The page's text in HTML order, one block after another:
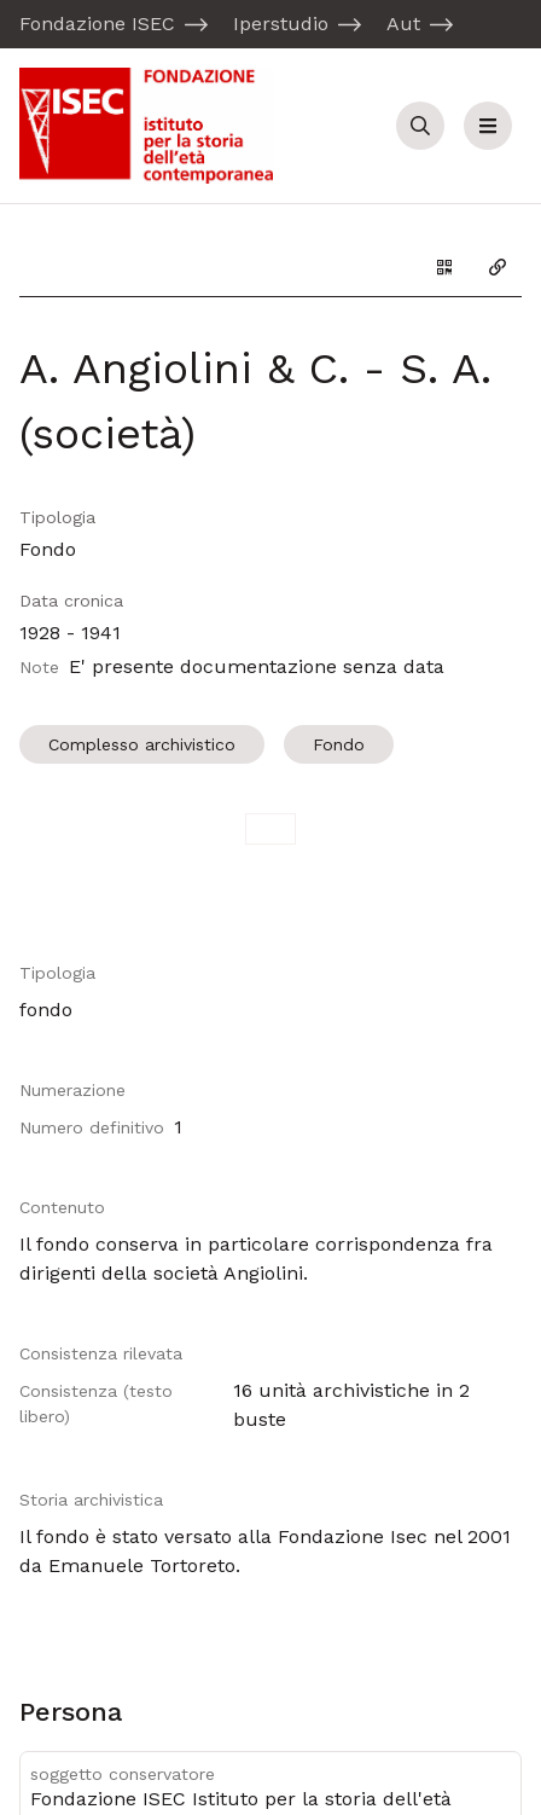
Fondazione ISEC Iperstudio Aut
Cerca Menu
Genera il
A. Angiolini & C. - S. A.
(società)
Tipologia
Fondo
Data cronica
1928 - 1941
Note E' presente documentazione senza data
Complesso archivistico Fondo
Tipologia
fondo
Numerazione
Numero definitivo
1
Contenuto
Il fondo conserva in particolare corrispondenza fra
dirigenti della società Angiolini.
Consistenza rilevata
Consistenza (testo
libero)
16 unità archivistiche in 2
buste
Storia archivistica
Il fondo è stato versato alla Fondazione Isec nel 2001
da Emanuele Tortoreto.
Persona
soggetto conservatore
Fondazione ISEC Istituto per la storia dell'età